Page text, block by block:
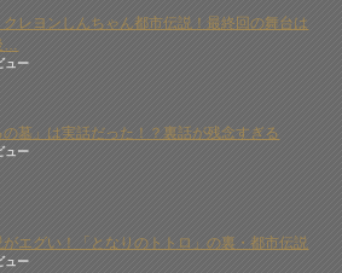
クレヨンしんちゃん都市伝説！最終回の舞台は
…
ュー
の墓」は実話だった！？裏話が残念すぎる
ュー
がエグい！「となりのトトロ」の裏・都市伝説
ュー